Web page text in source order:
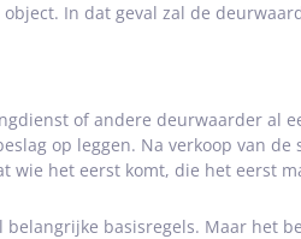
In dat geval zal de
of andere deurwaarder al
op leggen. Na verkoop van
wie het eerst komt, die het eerst
belangrijke basisregels. Maar het